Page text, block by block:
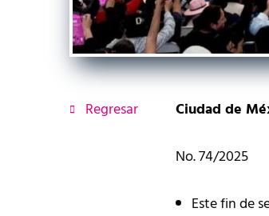
Regresar Ciudad de
No. 74/2025
Este fin de